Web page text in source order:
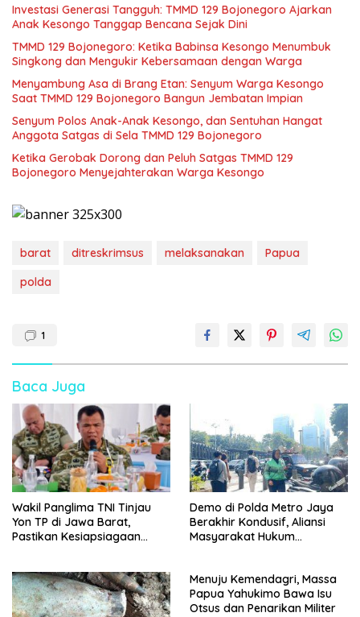
Investasi Generasi Tangguh: TMMD 129 Bojonegoro Ajarkan
Anak Kesongo Tanggap Bencana Sejak Dini
TMMD 129 Bojonegoro: Ketika Babinsa Kesongo Menumbuk
Singkong dan Mengukir Kebersamaan dengan Warga
Menyambung Asa di Brang Etan: Senyum Warga Kesongo
Saat TMMD 129 Bojonegoro Bangun Jembatan Impian
Senyum Polos Anak-Anak Kesongo, dan Sentuhan Hangat
Anggota Satgas di Sela TMMD 129 Bojonegoro
Ketika Gerobak Dorong dan Peluh Satgas TMMD 129
Bojonegoro Menyejahterakan Warga Kesongo
barat ditreskrimsus melaksanakan
Papua
polda
1
Baca Juga
Wakil Panglima TNI Tinjau
Yon TP di Jawa Barat,
Pastikan Kesiapsiagaan
Demo di Polda Metro Jaya
Berakhir Kondusif, Aliansi
Masyarakat Hukum
Menuju Kemendagri, Massa
Papua Yahukimo Bawa Isu
Otsus dan Penarikan Militer